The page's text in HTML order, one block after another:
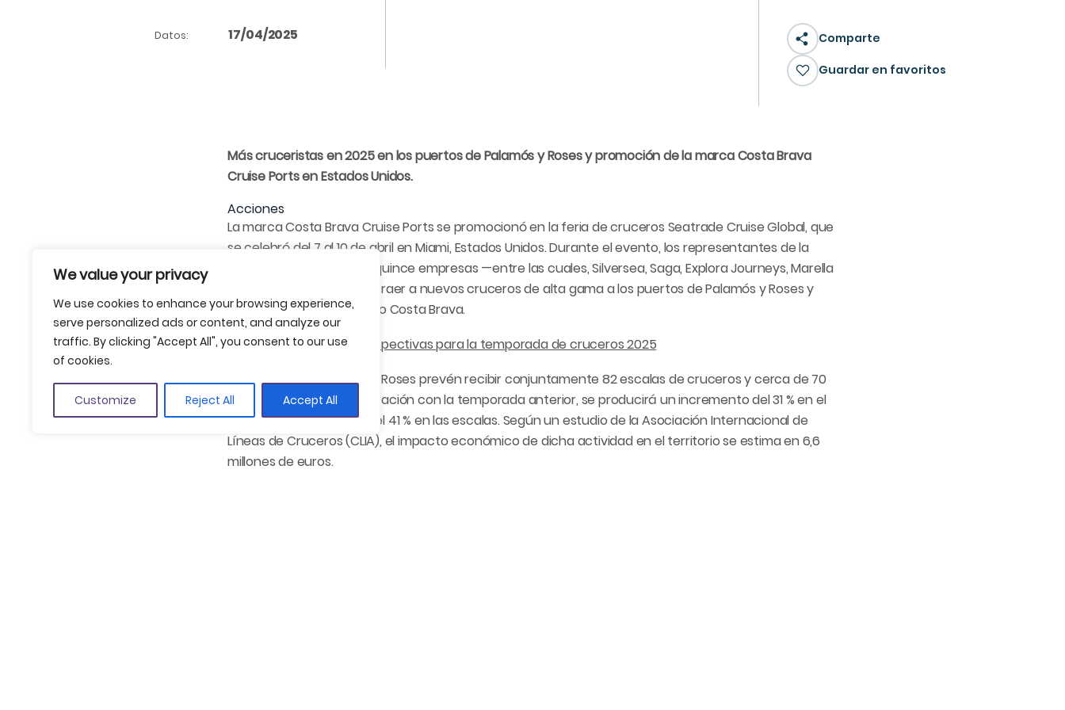
We value your privacy
We use cookies to enhance your browsing experience,
serve personalized ads or content, and analyze our
traffic. By clicking "Accept All", you consent to our use
of cookies.
Customize Reject All Accept All
Comparte
Guardar en favoritos
Datos: 17/04/2025
Más cruceristas en 2025 en los puertos de Palamós y Roses y promoción de la marca Costa Brava
Cruise Ports en Estados Unidos.
Acciones
La marca Costa Brava Cruise Ports se promocionó en la feria de cruceros Seatrade Cruise Global, que
se celebró del 7 al 10 de abril en Miami, Estados Unidos. Durante el evento, los representantes de la
marca se reunieron con quince empresas —entre las cuales, Silversea, Saga, Explora Journeys, Marella
y Orient Express— para atraer a nuevos cruceros de alta gama a los puertos de Palamós y Roses y
promocionar así el destino Costa Brava.
Buenas previsiones y perspectivas para la temporada de cruceros 2025
Los puertos de Palamós y Roses prevén recibir conjuntamente 82 escalas de cruceros y cerca de 70
000 pasajeros. En comparación con la temporada anterior, se producirá un incremento del 31 % en el
número de pasajeros y del 41 % en las escalas. Según un estudio de la Asociación Internacional de
Líneas de Cruceros (CLIA), el impacto económico de dicha actividad en el territorio se estima en 6,6
millones de euros.